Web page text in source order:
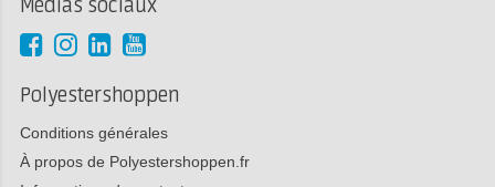
Médias sociaux
Polyestershoppen
Conditions générales
À propos de Polyestershoppen.fr